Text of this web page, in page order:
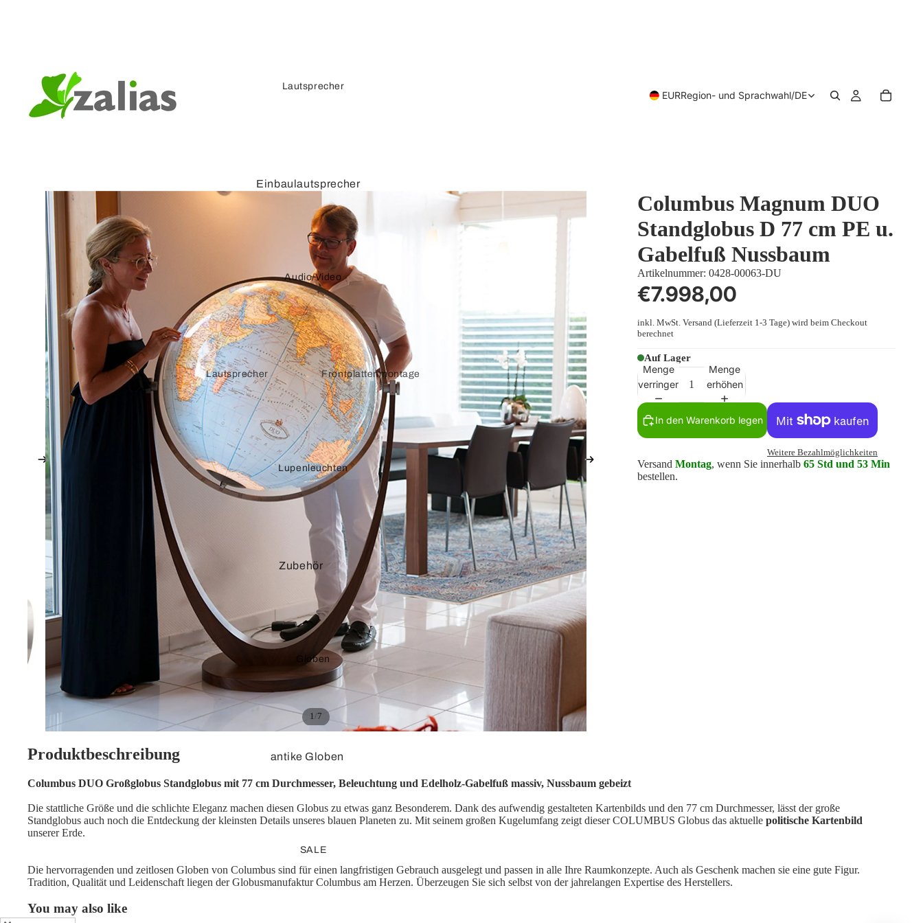
Lautsprecher
Einbaulautsprecher
Kompaktlautspreche
Verstärker
Lautsprecherkabel
Lautsprecherdosen
Audio/Video
Lautsprecher
Stecker und
Frontplattenmontage
Keystone-Adapter
Verstärker
Vorverstärker
Displayport
Adapterkabel
VGA und SVGA
Adapterkabel
HDMI
Stecker, loses
Kabel
Verlängerungskab
el
Adapterkabel
Adapter
Splitter /
Umschalter
Konverter
Videokabel
Adapterkabel
Adapter
Lupenleuchten
Zubehör
Globen
antike Globen
3D-Oberfläche
Tischgloben
Standgloben
Leuchtgloben
Kindergloben
SALE
EURRegion- und Sprachwahl/DE
1/7
Columbus Magnum DUO
Standglobus D 77 cm PE u.
Gabelfuß Nussbaum
Artikelnummer: 0428-00063-DU
€7.998,00
inkl. MwSt. Versand (Lieferzeit 1-3 Tage) wird beim Checkout
berechnet
Auf Lager
Menge
verringern
Menge
erhöhen
In den Warenkorb legen
Weitere Bezahlmöglichkeiten
Versand Montag, wenn Sie innerhalb 65 Std und 53 Min
bestellen.
Produktbeschreibung
Columbus DUO Großglobus Standglobus mit 77 cm Durchmesser, Beleuchtung und Edelholz-Gabelfuß massiv, Nussbaum gebeizt
Die stattliche Größe und die schlichte Eleganz machen diesen Globus zu etwas ganz Besonderem. Dank des aufwendig gestalteten Kartenbilds und den 77 cm Durchmesser, lässt der große
Standglobus auch noch die Entdeckung der kleinsten Details unseres blauen Planeten zu. Mit seinem großen Kugelumfang zeigt dieser COLUMBUS Globus das aktuelle politische Kartenbild
unserer Erde.
Die hervorragenden und zeitlosen Globen von Columbus sind für einen langfristigen Gebrauch ausgelegt und passen in alle Ihre Raumkonzepte. Auch als Geschenk machen sie eine gute Figur.
Tradition, Qualität und Leidenschaft liegen der Globusmanufaktur Columbus am Herzen. Überzeugen Sie sich selbst von der jahrelangen Expertise des Herstellers.
You may also like